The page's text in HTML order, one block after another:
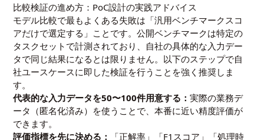
比較検証の進め方：PoC設計の実践アドバイス
モデル比較で最もよくある失敗は「汎用ベンチマークスコ
アだけで選定する」ことです。公開ベンチマークは特定の
タスクセットで計測されており、自社の具体的な入力デー
タで同じ結果になるとは限りません。以下のステップで自
社ユースケースに即した検証を行うことを強く推奨しま
す。
代表的な入力データを50〜100件用意する：実際の業務デ
ータ（匿名化済み）を使うことで、本番に近い精度評価が
できます。
評価指標を先に決める：
「正解率」「F1スコア」「処理時